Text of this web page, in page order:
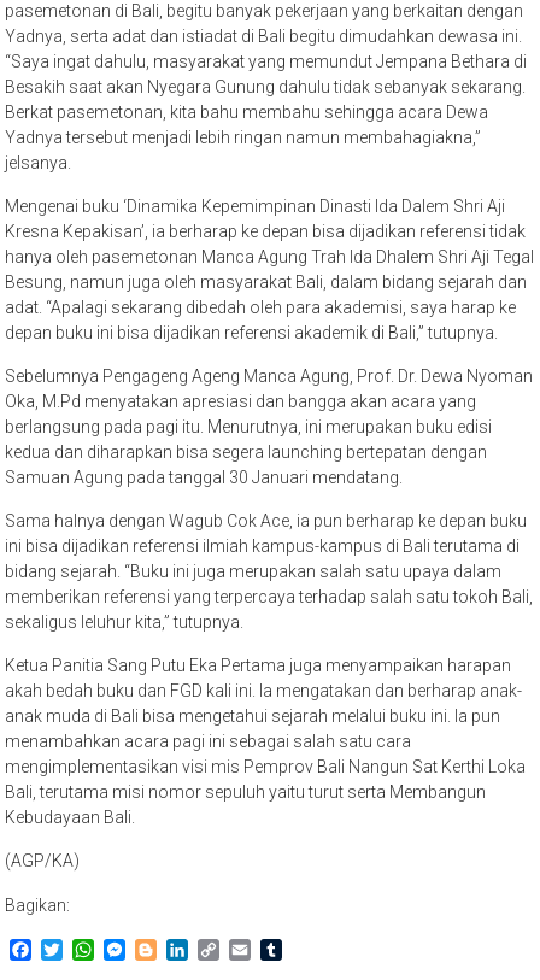
pasemetonan di Bali, begitu banyak pekerjaan yang berkaitan dengan
Yadnya, serta adat dan istiadat di Bali begitu dimudahkan dewasa ini.
“Saya ingat dahulu, masyarakat yang memundut Jempana Bethara di
Besakih saat akan Nyegara Gunung dahulu tidak sebanyak sekarang.
Berkat pasemetonan, kita bahu membahu sehingga acara Dewa
Yadnya tersebut menjadi lebih ringan namun membahagiakna,”
jelsanya.
Mengenai buku ‘Dinamika Kepemimpinan Dinasti Ida Dalem Shri Aji
Kresna Kepakisan’, ia berharap ke depan bisa dijadikan referensi tidak
hanya oleh pasemetonan Manca Agung Trah Ida Dhalem Shri Aji Tegal
Besung, namun juga oleh masyarakat Bali, dalam bidang sejarah dan
adat. “Apalagi sekarang dibedah oleh para akademisi, saya harap ke
depan buku ini bisa dijadikan referensi akademik di Bali,” tutupnya.
Sebelumnya Pengageng Ageng Manca Agung, Prof. Dr. Dewa Nyoman
Oka, M.Pd menyatakan apresiasi dan bangga akan acara yang
berlangsung pada pagi itu. Menurutnya, ini merupakan buku edisi
kedua dan diharapkan bisa segera launching bertepatan dengan
Samuan Agung pada tanggal 30 Januari mendatang.
Sama halnya dengan Wagub Cok Ace, ia pun berharap ke depan buku
ini bisa dijadikan referensi ilmiah kampus-kampus di Bali terutama di
bidang sejarah. “Buku ini juga merupakan salah satu upaya dalam
memberikan referensi yang terpercaya terhadap salah satu tokoh Bali,
sekaligus leluhur kita,” tutupnya.
Ketua Panitia Sang Putu Eka Pertama juga menyampaikan harapan
akah bedah buku dan FGD kali ini. Ia mengatakan dan berharap anak-
anak muda di Bali bisa mengetahui sejarah melalui buku ini. Ia pun
menambahkan acara pagi ini sebagai salah satu cara
mengimplementasikan visi mis Pemprov Bali Nangun Sat Kerthi Loka
Bali, terutama misi nomor sepuluh yaitu turut serta Membangun
Kebudayaan Bali.
(AGP/KA)
Bagikan:
Facebook
TwitterWhatsApp
Messenger
BloggerLinkedIn
CopyEmail